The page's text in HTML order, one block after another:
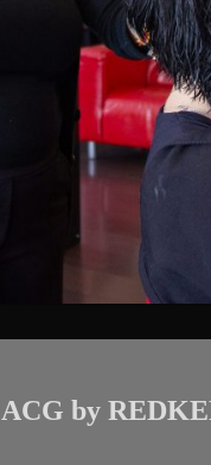
ACG by